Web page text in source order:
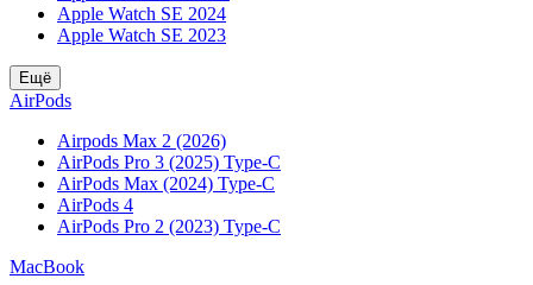
Apple Watch SE 2024
Apple Watch SE 2023
Ещё
AirPods
Airpods Max 2 (2026)
AirPods Pro 3 (2025) Type-C
AirPods Max (2024) Type-C
AirPods 4
AirPods Pro 2 (2023) Type-C
MacBook